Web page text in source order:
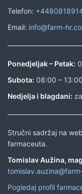
Telefon:
Email: info@farm-
Ponedjeljak – Petak:
Subota: 08:00 – 13:00
Nedjelja i blagdani:
Stručni sadržaj na
farmaceuta.
Tomislav Aužina,
Pogledaj profil